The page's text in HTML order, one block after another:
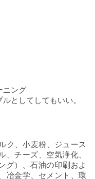
ニング
としてしてもいい。
ク、小麦粉、ジュース
、チーズ、空気浄化、
グ）、石油の印刷およ
冶金学、セメント、環